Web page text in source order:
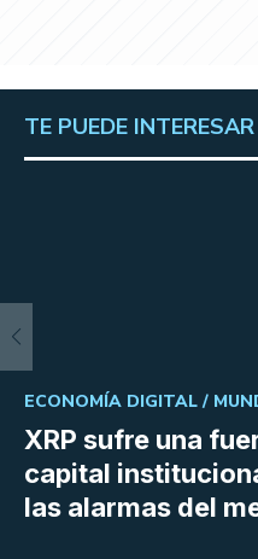
TE PUEDE INTERESAR
XRP sufre una
capital
las alarmas del
ECONOMÍA DIGITAL /